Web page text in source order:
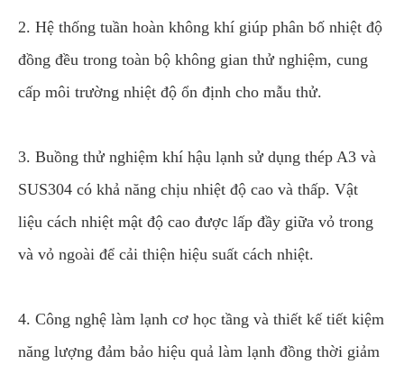
2. Hệ thống tuần hoàn không khí giúp phân bố nhiệt độ
đồng đều trong toàn bộ không gian thử nghiệm, cung
cấp môi trường nhiệt độ ổn định cho mẫu thử.
3. Buồng thử nghiệm khí hậu lạnh sử dụng thép A3 và
SUS304 có khả năng chịu nhiệt độ cao và thấp. Vật
liệu cách nhiệt mật độ cao được lấp đầy giữa vỏ trong
và vỏ ngoài để cải thiện hiệu suất cách nhiệt.
4. Công nghệ làm lạnh cơ học tầng và thiết kế tiết kiệm
năng lượng đảm bảo hiệu quả làm lạnh đồng thời giảm